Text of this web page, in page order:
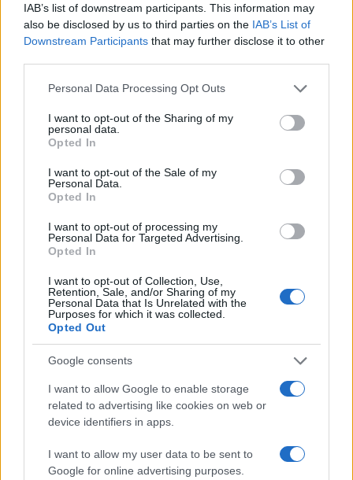
IAB’s list of downstream participants. This information may
also be disclosed by us to third parties on the IAB’s List of
Downstream Participants that may further disclose it to other
Please note that this website/app uses one or more Google
not limited to your visit or usage behaviour. You may click to
grant or deny consent to Google and its third-party tags to
use your data for below specified purposes in below Google
consent section.
Personal Data Processing Opt Outs
I want to opt-out of the Sharing of my
personal data.
Opted In
I want to opt-out of the Sale of my
Personal Data.
Opted In
I want to opt-out of processing my
Personal Data for Targeted Advertising.
Opted In
I want to opt-out of Collection, Use,
Retention, Sale, and/or Sharing of my
Personal Data that Is Unrelated with the
Purposes for which it was collected.
Opted Out
Google consents
I want to allow Google to enable storage
related to advertising like cookies on web or
device identifiers in apps.
I want to allow my user data to be sent to
Google for online advertising purposes.
Σχόλια
Σχολίασε εδώ
Σοκαριστική υπόθεση στην
πόσο να πληρώσει για να
ασελγήσει σε 10χρονο
κορίτσι - Το παιδί καθόταν
αμέριμνο σε αυλή
επιχείρησης
55χρονου που έκρυψε
διαφωνία με την